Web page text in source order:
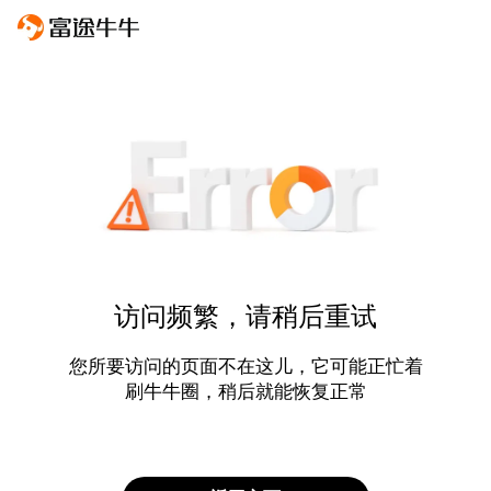
访问频繁，请稍后重试
您所要访问的页面不在这儿，它可能正忙着
刷牛牛圈，稍后就能恢复正常